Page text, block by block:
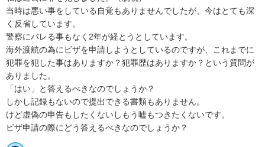
当時は悪い事をしている自覚もありませんでしたが、今はとても深
く反省しています。
警察にバレる事もなく2年が経とうとしています。
海外渡航の為にビザを申請しようとしているのですが、これまでに
犯罪を犯した事はありますか？犯罪歴はありますか？という質問が
ありました。
「はい」と答えるべきなのでしょうか？
しかし記録もないので提出できる書類もありません。
けど虚偽の申告もしたくないしもう嘘もつきたくないです。
ビザ申請の際にどう答えるべきなのでしょうか？